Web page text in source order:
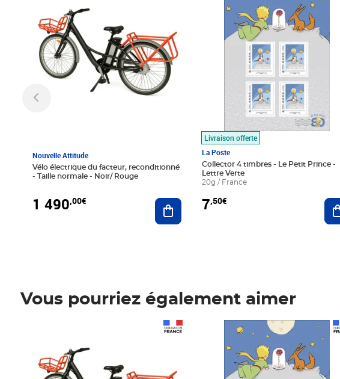
Nouvelle Attitude
Vélo électrique du facteur, reconditionné
- Taille normale - Noir/ Rouge
1 490,00€ Ajouter au panier
Livraison offerte
La Poste
Collector 4 timbres - Le Petit Prince -
Lettre Verte
20g / France
7,50€
Vous pourriez également aimer
Prix 7,50€